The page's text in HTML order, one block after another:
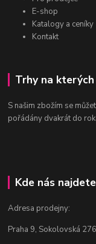
E-shop
Katalogy a ceníky
Kontakt
Trhy na
S našim zbožím se
pořádány dvakrát do
Kde nás najdete
Adresa prodejny:
Praha 9, Sokolovská